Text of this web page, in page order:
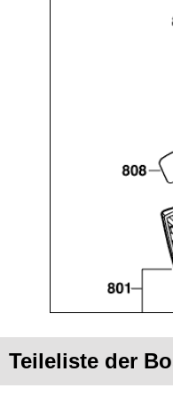
Teileliste der